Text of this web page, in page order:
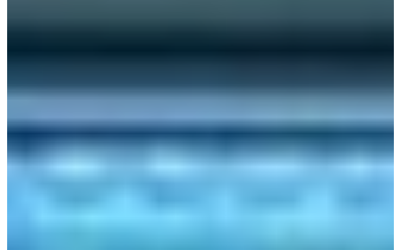
Kijkje in de keuken van familie de Jong
24 mei 2024
zelfgebouwde vrijstaande woning in Dinteloord. Bij een nieuwe